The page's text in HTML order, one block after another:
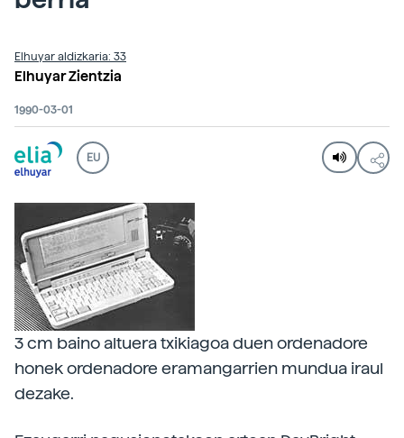
Elhuyar aldizkaria: 33
Elhuyar Zientzia
1990-03-01
EU
3 cm baino altuera txikiagoa duen ordenadore
honek ordenadore eramangarrien mundua iraul
dezake.